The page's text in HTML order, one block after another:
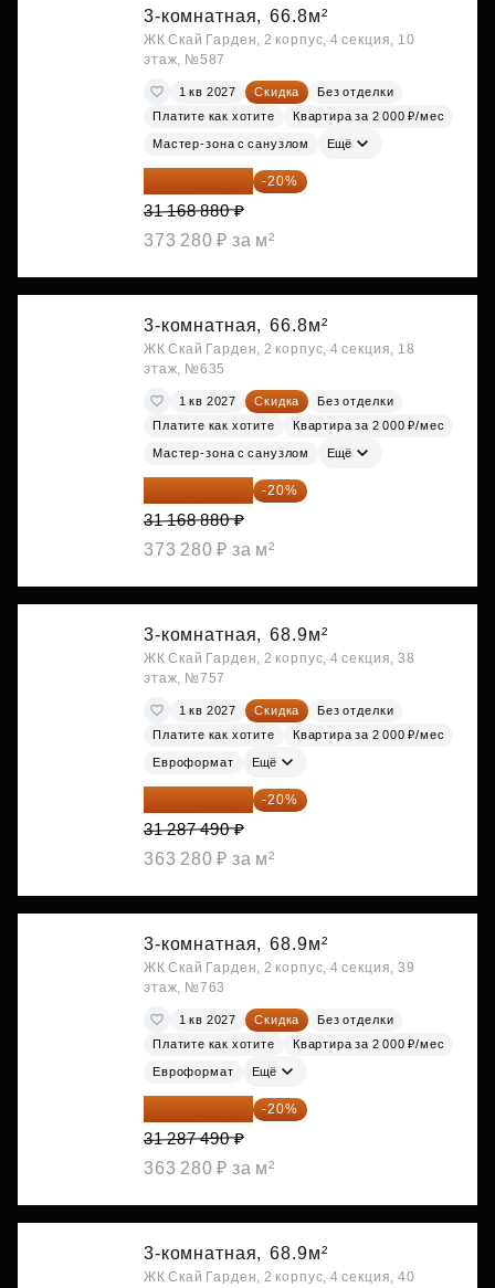
3-комнатная, 66.8м²
ЖК Скай Гарден, 2 корпус, 4 секция, 10
этаж, №587
1 кв 2027 Скидка
Без отделки
Платите как хотите
Квартира за 2 000 ₽/мес
Мастер-зона с санузлом Ещё
24 935 104 ₽ -20%
31 168 880 ₽
373 280 ₽ за м²
3-комнатная, 66.8м²
ЖК Скай Гарден, 2 корпус, 4 секция, 18
этаж, №635
1 кв 2027 Скидка
Без отделки
Платите как хотите
Квартира за 2 000 ₽/мес
Мастер-зона с санузлом Ещё
24 935 104 ₽ -20%
31 168 880 ₽
373 280 ₽ за м²
3-комнатная, 68.9м²
ЖК Скай Гарден, 2 корпус, 4 секция, 38
этаж, №757
1 кв 2027 Скидка
Без отделки
Платите как хотите
Квартира за 2 000 ₽/мес
Евроформат Ещё
25 029 992 ₽ -20%
31 287 490 ₽
363 280 ₽ за м²
3-комнатная, 68.9м²
ЖК Скай Гарден, 2 корпус, 4 секция, 39
этаж, №763
1 кв 2027 Скидка
Без отделки
Платите как хотите
Квартира за 2 000 ₽/мес
Евроформат Ещё
25 029 992 ₽ -20%
31 287 490 ₽
363 280 ₽ за м²
3-комнатная, 68.9м²
ЖК Скай Гарден, 2 корпус, 4 секция, 40